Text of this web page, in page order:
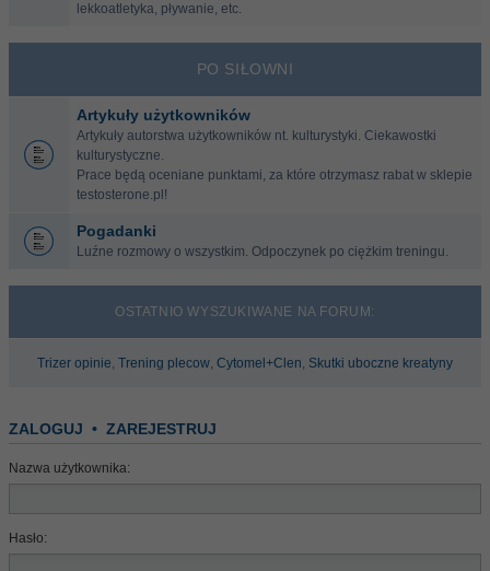
lekkoatletyka, pływanie, etc.
PO SIŁOWNI
Artykuły użytkowników
Artykuły autorstwa użytkowników nt. kulturystyki. Ciekawostki
kulturystyczne.
Prace będą oceniane punktami, za które otrzymasz rabat w sklepie
testosterone.pl!
Pogadanki
Luźne rozmowy o wszystkim. Odpoczynek po ciężkim treningu.
OSTATNIO WYSZUKIWANE NA FORUM:
Trizer opinie, Trening plecow, Cytomel+Clen, Skutki uboczne kreatyny
ZALOGUJ • ZAREJESTRUJ
Nazwa użytkownika:
Hasło: